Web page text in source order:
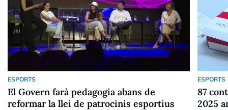
ESPORTS
El Govern farà pedagogia abans de
reformar la llei de patrocinis esportius
ESPORTS
87
2025